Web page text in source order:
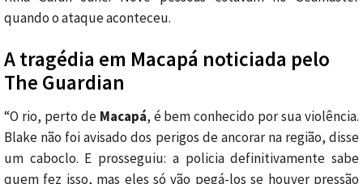
quando o ataque aconteceu.
A tragédia em Macapá noticiada pelo
The Guardian
“O rio, perto de Macapá, é bem conhecido por sua violência.
Blake não foi avisado dos perigos de ancorar na região, disse
um caboclo. E prosseguiu: a policia definitivamente sabe
quem fez isso, mas eles só vão pegá-los se houver pressão